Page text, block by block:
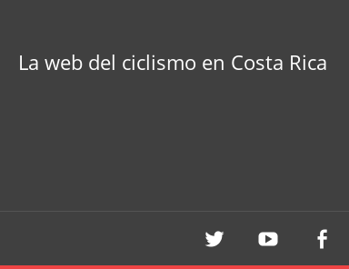
La web del ciclismo en Costa Rica